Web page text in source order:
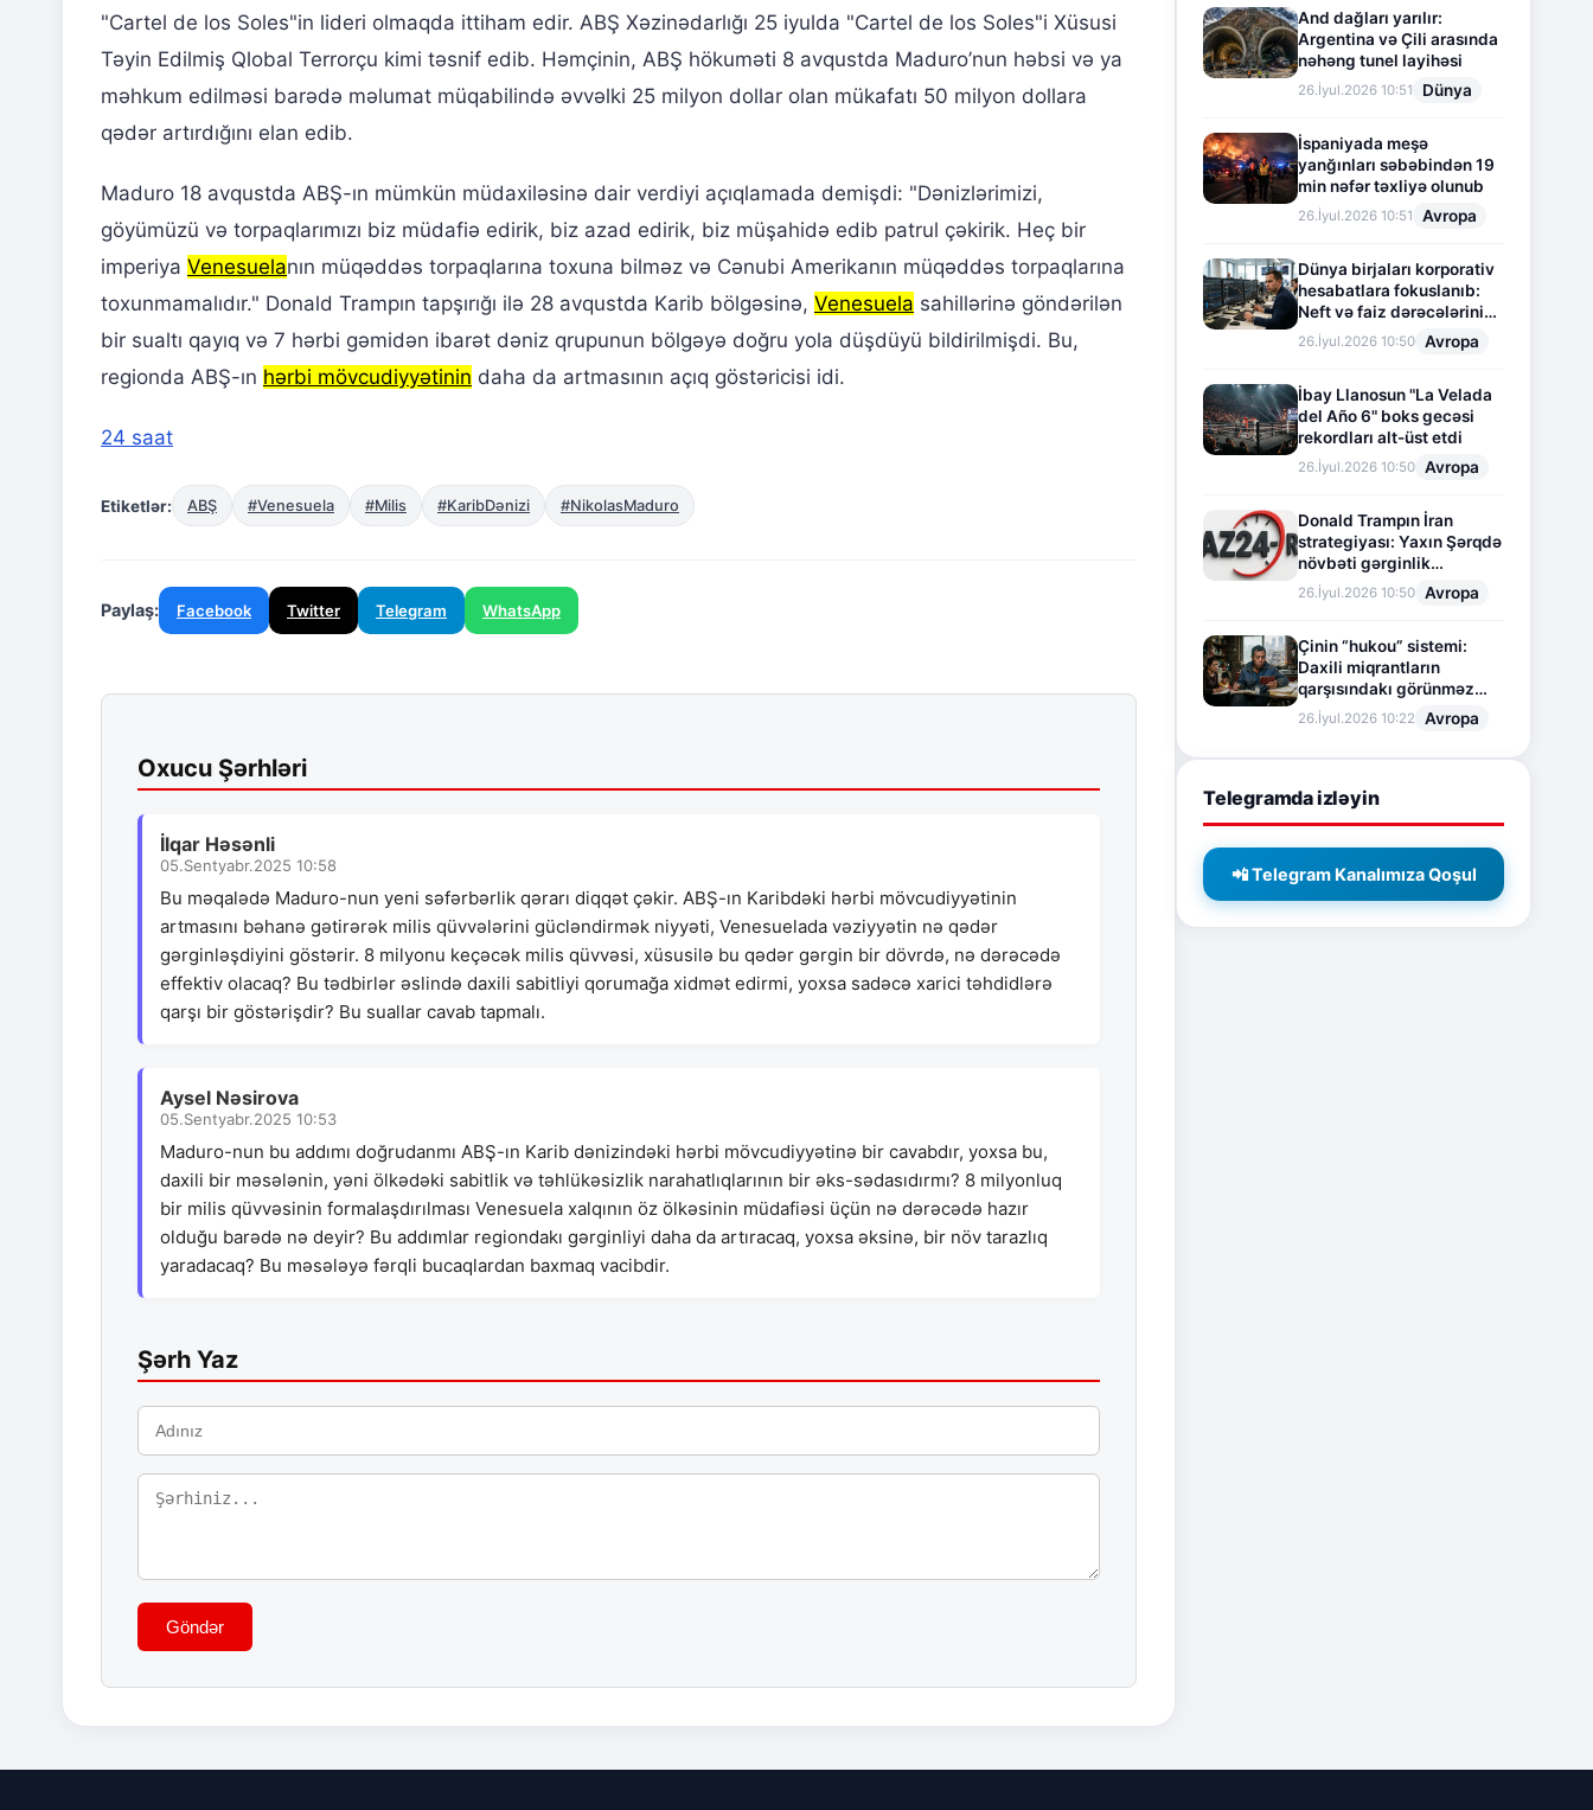
"Cartel de los Soles"in lideri olmaqda ittiham edir. ABŞ Xəzinədarlığı 25 iyulda "Cartel de los Soles"i Xüsusi
Təyin Edilmiş Qlobal Terrorçu kimi təsnif edib. Həmçinin, ABŞ hökuməti 8 avqustda Maduro’nun həbsi və ya
məhkum edilməsi barədə məlumat müqabilində əvvəlki 25 milyon dollar olan mükafatı 50 milyon dollara
qədər artırdığını elan edib.
Maduro 18 avqustda ABŞ-ın mümkün müdaxiləsinə dair verdiyi açıqlamada demişdi: "Dənizlərimizi,
göyümüzü və torpaqlarımızı biz müdafiə edirik, biz azad edirik, biz müşahidə edib patrul çəkirik. Heç bir
imperiya Venesuelanın müqəddəs torpaqlarına toxuna bilməz və Cənubi Amerikanın müqəddəs torpaqlarına
toxunmamalıdır." Donald Trampın tapşırığı ilə 28 avqustda Karib bölgəsinə, Venesuela sahillərinə göndərilən
bir sualtı qayıq və 7 hərbi gəmidən ibarət dəniz qrupunun bölgəyə doğru yola düşdüyü bildirilmişdi. Bu,
regionda ABŞ-ın hərbi mövcudiyyətinin daha da artmasının açıq göstəricisi idi.
24 saat
Etiketlər: ABŞ #Venesuela #Milis #KaribDənizi #NikolasMaduro
Paylaş: Facebook Twitter Telegram WhatsApp
Oxucu Şərhləri
İlqar Həsənli
05.Sentyabr.2025 10:58
Bu məqalədə Maduro-nun yeni səfərbərlik qərarı diqqət çəkir. ABŞ-ın Karibdəki hərbi mövcudiyyətinin
artmasını bəhanə gətirərək milis qüvvələrini gücləndirmək niyyəti, Venesuelada vəziyyətin nə qədər
gərginləşdiyini göstərir. 8 milyonu keçəcək milis qüvvəsi, xüsusilə bu qədər gərgin bir dövrdə, nə dərəcədə
effektiv olacaq? Bu tədbirlər əslində daxili sabitliyi qorumağa xidmət edirmi, yoxsa sadəcə xarici təhdidlərə
qarşı bir göstərişdir? Bu suallar cavab tapmalı.
Aysel Nəsirova
05.Sentyabr.2025 10:53
Maduro-nun bu addımı doğrudanmı ABŞ-ın Karib dənizindəki hərbi mövcudiyyətinə bir cavabdır, yoxsa bu,
daxili bir məsələnin, yəni ölkədəki sabitlik və təhlükəsizlik narahatlıqlarının bir əks-sədasıdırmı? 8 milyonluq
bir milis qüvvəsinin formalaşdırılması Venesuela xalqının öz ölkəsinin müdafiəsi üçün nə dərəcədə hazır
olduğu barədə nə deyir? Bu addımlar regiondakı gərginliyi daha da artıracaq, yoxsa əksinə, bir növ tarazlıq
yaradacaq? Bu məsələyə fərqli bucaqlardan baxmaq vacibdir.
Şərh Yaz
Göndər
And dağları yarılır:
Argentina və Çili arasında
nəhəng tunel layihəsi
26.İyul.2026 10:51 Dünya
İspaniyada meşə
yanğınları səbəbindən 19
min nəfər təxliyə olunub
26.İyul.2026 10:51 Avropa
Dünya birjaları korporativ
hesabatlara fokuslanıb:
Neft və faiz dərəcələrinin
təsiri altında cari vəziyyət
26.İyul.2026 10:50 Avropa
İbay Llanosun "La Velada
del Año 6" boks gecəsi
rekordları alt-üst etdi
26.İyul.2026 10:50 Avropa
Donald Trampın İran
strategiyası: Yaxın Şərqdə
növbəti gərginlik
mərhələsi
26.İyul.2026 10:50 Avropa
Çinin “hukou” sistemi:
Daxili miqrantların
qarşısındakı görünməz
sədd
26.İyul.2026 10:22 Avropa
Telegramda izləyin
📲 Telegram Kanalımıza Qoşul